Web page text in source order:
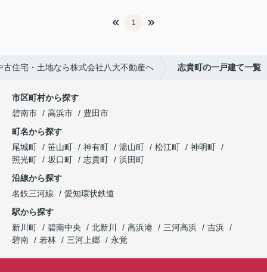
1
住宅・土地なら株式会社八大不動産へ 志貴町の一戸建て一覧
市区町村から探す
碧南市
高浜市
豊田市
町名から探す
尾城町
笹山町 神有町 湯山町 松江町
神明町
照光町
坂口町 志貴町
浜田町
沿線から探す
名鉄三河線
愛知環状鉄道
駅から探す
新川町
碧南中央 北新川 高浜港 三河高浜
吉浜
碧南
若林 三河上郷 永覚